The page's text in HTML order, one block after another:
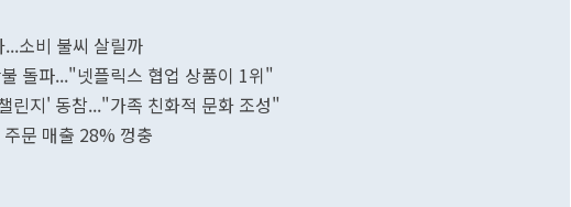
소비 불씨 살릴까
돌파..."넷플릭스 협업 상품이 1위"
린지' 동참..."가족 친화적 문화 조성"
문 매출 28% 껑충